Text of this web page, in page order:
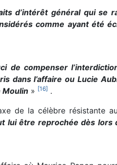
d’intérêt général qui se
comme ayant été
de compenser
dans l’affaire ou Lucie
Moulin » [16] .
de la célèbre résistante
être reprochée dès lors